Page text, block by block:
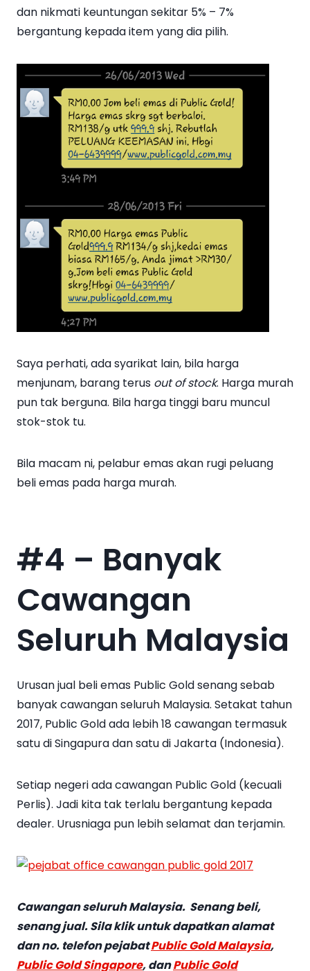
dan nikmati keuntungan sekitar 5% – 7%
bergantung kepada item yang dia pilih.
Saya perhati, ada syarikat lain, bila harga
menjunam, barang terus out of stock. Harga murah
pun tak berguna. Bila harga tinggi baru muncul
stok-stok tu.
Bila macam ni, pelabur emas akan rugi peluang
beli emas pada harga murah.
#4 – Banyak
Cawangan
Seluruh Malaysia
Urusan jual beli emas Public Gold senang sebab
banyak cawangan seluruh Malaysia. Setakat tahun
2017, Public Gold ada lebih 18 cawangan termasuk
satu di Singapura dan satu di Jakarta (Indonesia).
Setiap negeri ada cawangan Public Gold (kecuali
Perlis). Jadi kita tak terlalu bergantung kepada
dealer. Urusniaga pun lebih selamat dan terjamin.
Cawangan seluruh Malaysia. Senang beli,
senang jual. Sila klik untuk dapatkan alamat
dan no. telefon pejabatPublic Gold Malaysia,
Public Gold Singapore, danPublic Gold